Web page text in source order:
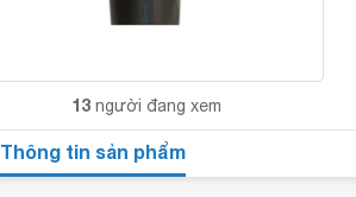
13 người đang xem
Thông tin sản phẩm